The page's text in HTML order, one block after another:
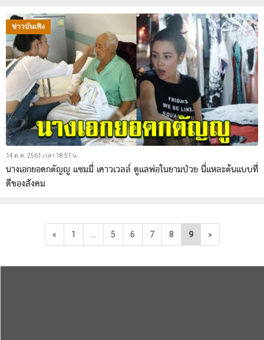
ข่าวบันเทิง
14 ต.ค. 2561 เวลา 18:51 น.
นางเอกยอดกตัญญู แซมมี่ เคาวเวลล์ ดูแลพ่อในยามป่วย นี่แหละต้นแบบที่
ดีของสังคม
« 1 … 5 6 7 8 9 »